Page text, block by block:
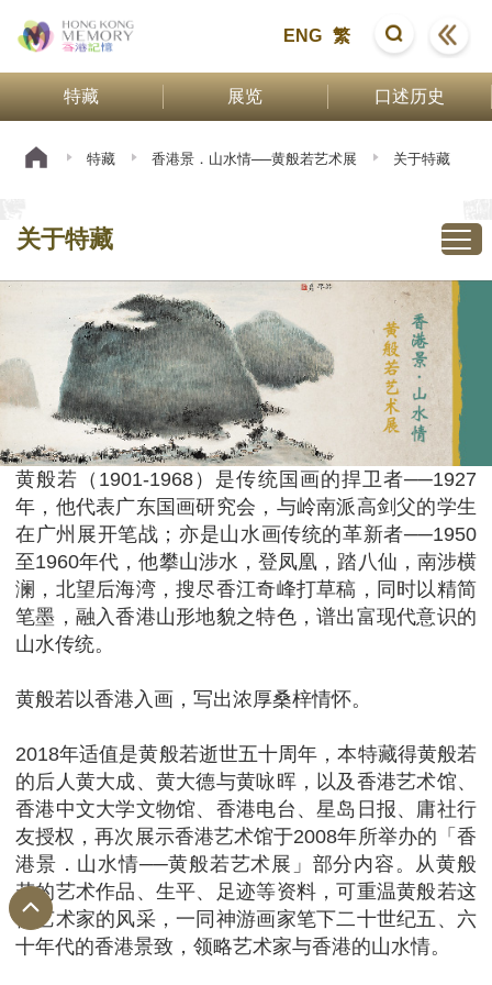
ENG 繁
特藏 展览 口述历史
特藏 香港景．山水情──黄般若艺术展 关于特藏
关于特藏
黄般若（1901-1968）是传统国画的捍卫者──1927
年，他代表广东国画研究会，与岭南派高剑父的学生
在广州展开笔战；亦是山水画传统的革新者──1950
至1960年代，他攀山涉水，登凤凰，踏八仙，南涉横
澜，北望后海湾，搜尽香江奇峰打草稿，同时以精简
笔墨，融入香港山形地貌之特色，谱出富现代意识的
山水传统。
黄般若以香港入画，写出浓厚桑梓情怀。
2018年适值是黄般若逝世五十周年，本特藏得黄般若
的后人黄大成、黄大德与黄咏晖，以及香港艺术馆、
香港中文大学文物馆、香港电台、星岛日报、庸社行
友授权，再次展示香港艺术馆于2008年所举办的「香
港景．山水情──黄般若艺术展」部分内容。从黄般
若的艺术作品、生平、足迹等资料，可重温黄般若这
位艺术家的风采，一同神游画家笔下二十世纪五、六
十年代的香港景致，领略艺术家与香港的山水情。